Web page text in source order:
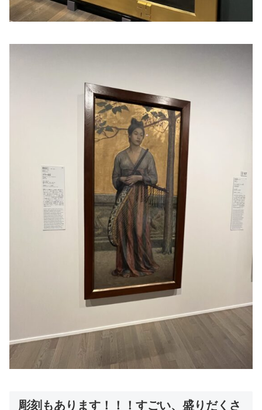
彫刻もあります！！！すごい、盛りだくさ